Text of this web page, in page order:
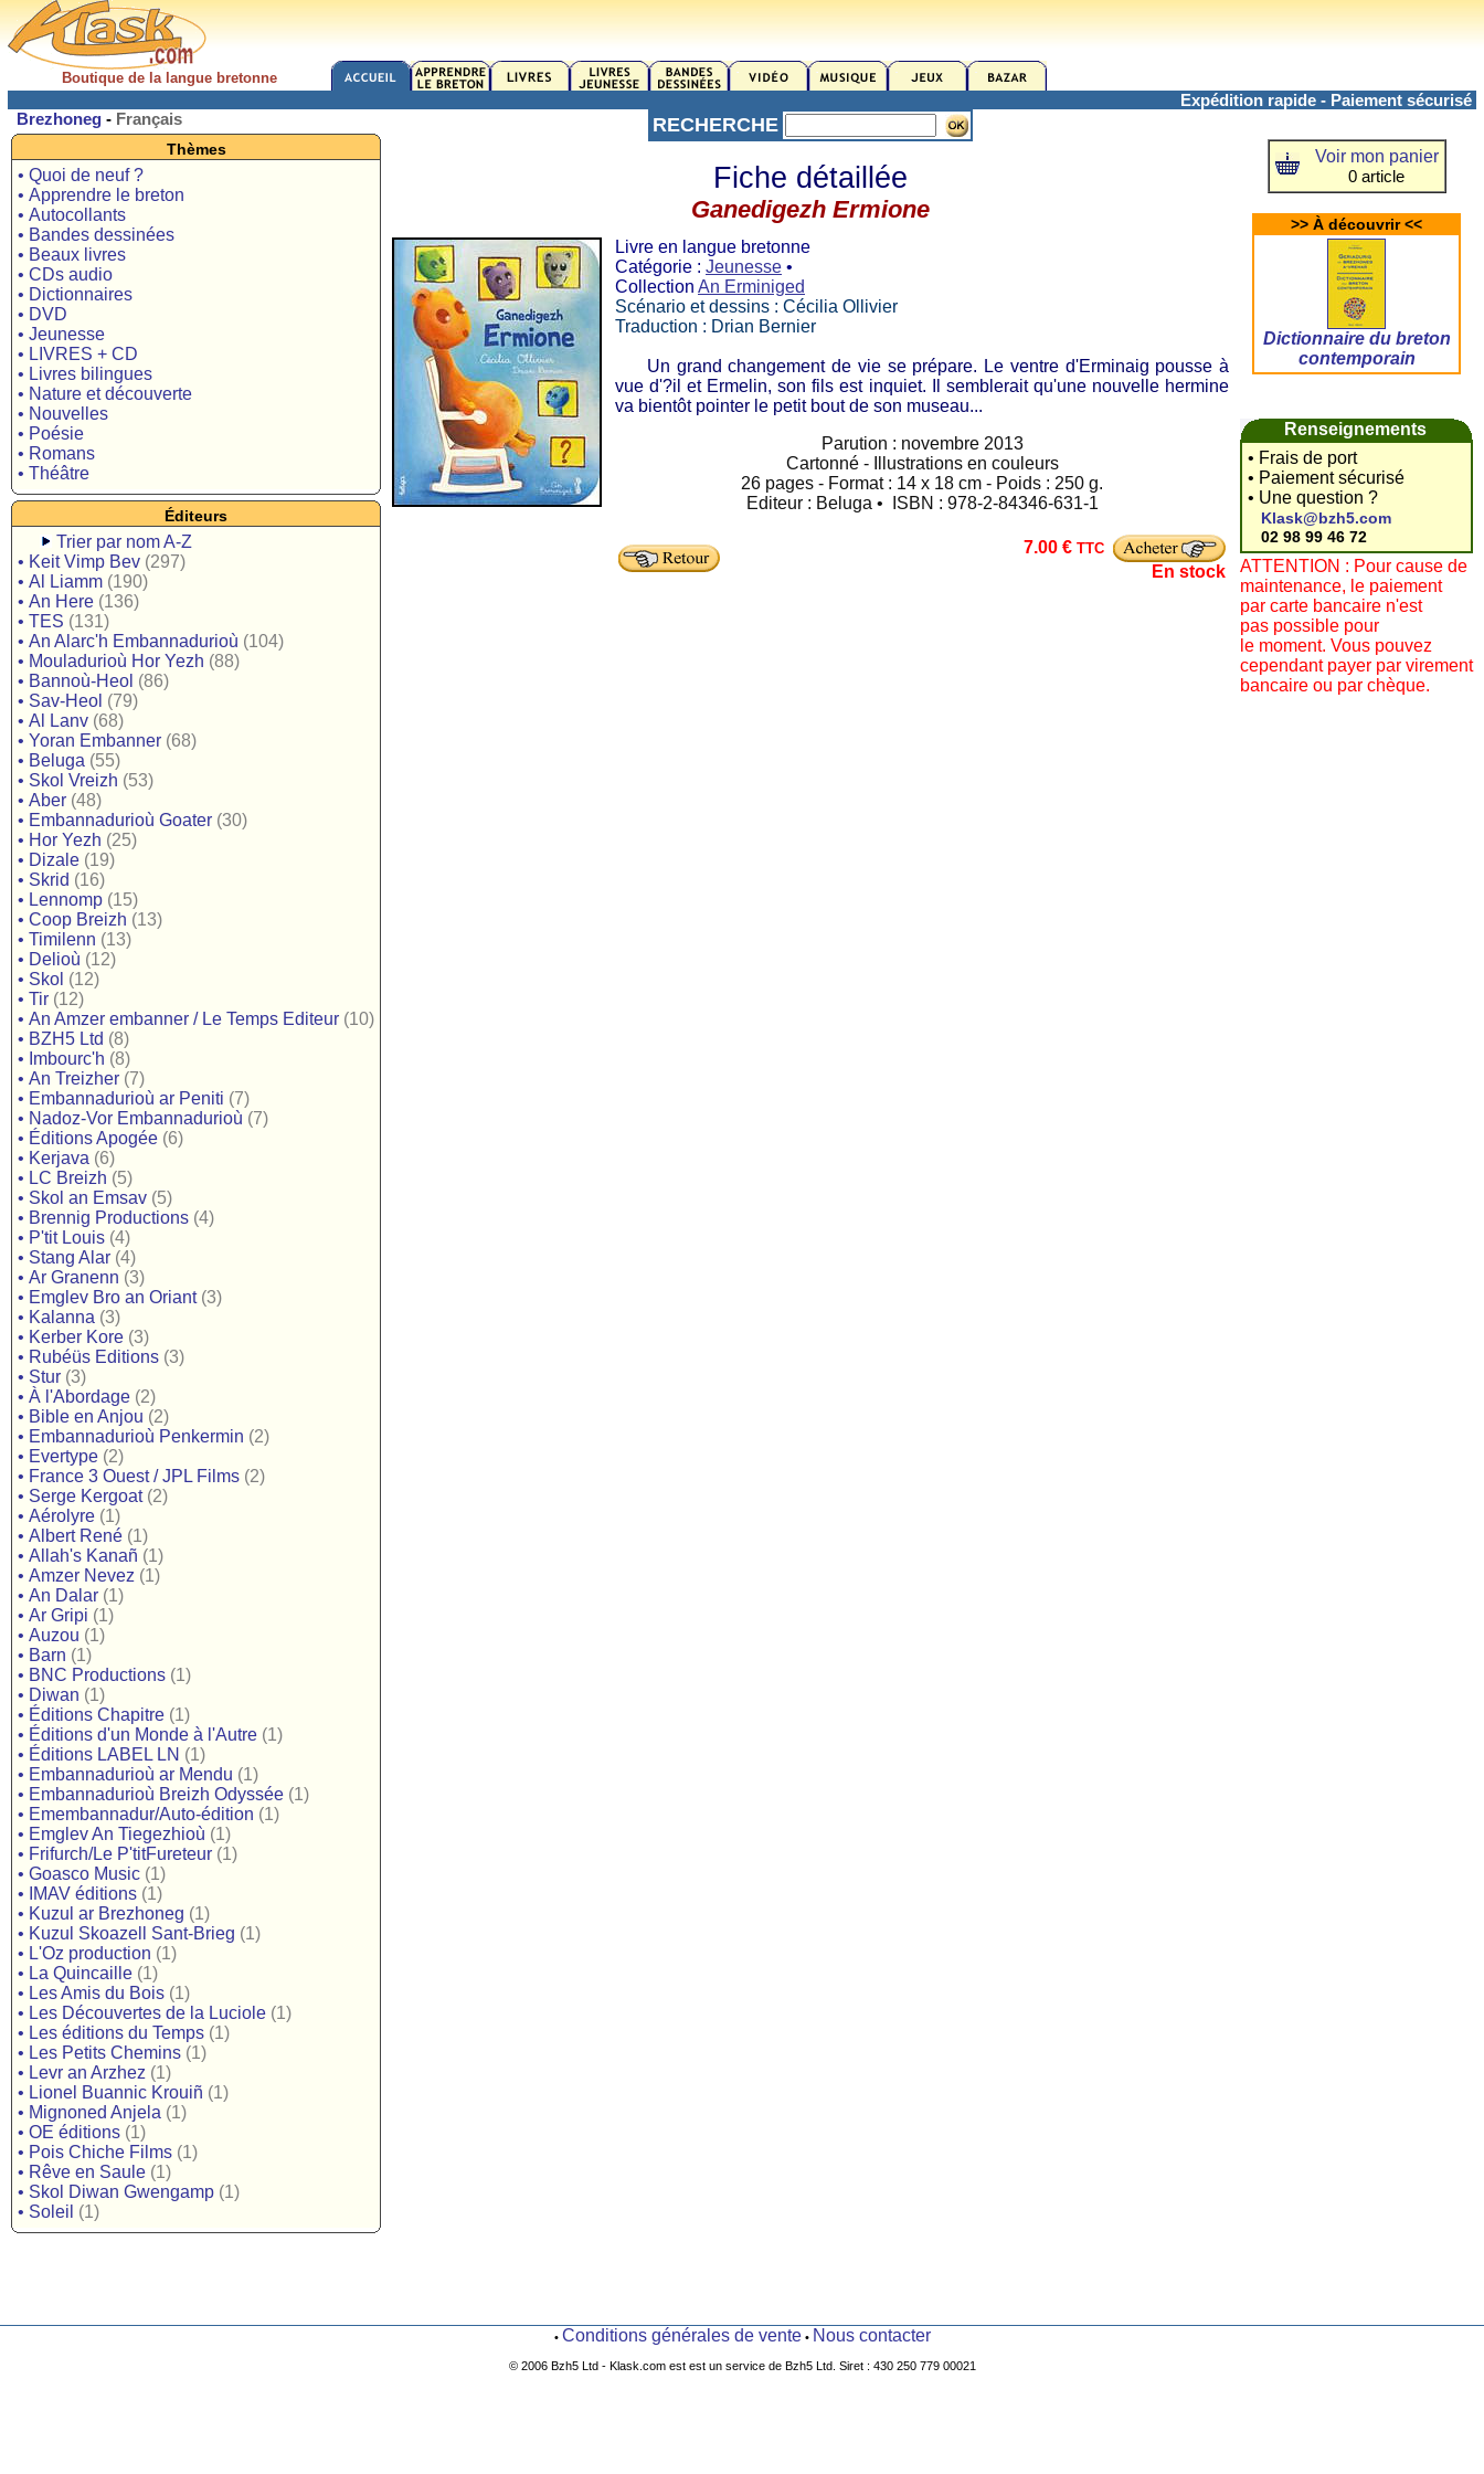
Boutique de la langue bretonne
Expédition rapide - Paiement sécurisé
Brezhoneg - Français
Thèmes
• Quoi de neuf ?
• Apprendre le breton
• Autocollants
• Bandes dessinées
• Beaux livres
• CDs audio
• Dictionnaires
• DVD
• Jeunesse
• LIVRES + CD
• Livres bilingues
• Nature et découverte
• Nouvelles
• Poésie
• Romans
• Théâtre
Éditeurs
Trier par nom A-Z
• Keit Vimp Bev (297)
• Al Liamm (190)
• An Here (136)
• TES (131)
• An Alarc'h Embannadurioù (104)
• Mouladurioù Hor Yezh (88)
• Bannoù-Heol (86)
• Sav-Heol (79)
• Al Lanv (68)
• Yoran Embanner (68)
• Beluga (55)
• Skol Vreizh (53)
• Aber (48)
• Embannadurioù Goater (30)
• Hor Yezh (25)
• Dizale (19)
• Skrid (16)
• Lennomp (15)
• Coop Breizh (13)
• Timilenn (13)
• Delioù (12)
• Skol (12)
• Tir (12)
• An Amzer embanner / Le Temps Editeur (10)
• BZH5 Ltd (8)
• Imbourc'h (8)
• An Treizher (7)
• Embannadurioù ar Peniti (7)
• Nadoz-Vor Embannadurioù (7)
• Éditions Apogée (6)
• Kerjava (6)
• LC Breizh (5)
• Skol an Emsav (5)
• Brennig Productions (4)
• P'tit Louis (4)
• Stang Alar (4)
• Ar Granenn (3)
• Emglev Bro an Oriant (3)
• Kalanna (3)
• Kerber Kore (3)
• Rubéüs Editions (3)
• Stur (3)
• À l'Abordage (2)
• Bible en Anjou (2)
• Embannadurioù Penkermin (2)
• Evertype (2)
• France 3 Ouest / JPL Films (2)
• Serge Kergoat (2)
• Aérolyre (1)
• Albert René (1)
• Allah's Kanañ (1)
• Amzer Nevez (1)
• An Dalar (1)
• Ar Gripi (1)
• Auzou (1)
• Barn (1)
• BNC Productions (1)
• Diwan (1)
• Éditions Chapitre (1)
• Éditions d'un Monde à l'Autre (1)
• Éditions LABEL LN (1)
• Embannadurioù ar Mendu (1)
• Embannadurioù Breizh Odyssée (1)
• Emembannadur/Auto-édition (1)
• Emglev An Tiegezhioù (1)
• Frifurch/Le P'titFureteur (1)
• Goasco Music (1)
•
IMAV éditions (1)
• Kuzul ar Brezhoneg (1)
• Kuzul Skoazell Sant-Brieg (1)
• L'Oz production (1)
• La Quincaille (1)
• Les Amis du Bois (1)
• Les Découvertes de la Luciole (1)
• Les éditions du Temps (1)
• Les Petits Chemins (1)
• Levr an Arzhez (1)
• Lionel Buannic Krouiñ (1)
• Mignoned Anjela (1)
• OE éditions (1)
• Pois Chiche Films (1)
• Rêve en Saule (1)
• Skol Diwan Gwengamp (1)
• Soleil (1)
RECHERCHE
Fiche détaillée
Ganedigezh Ermione
Livre en langue bretonne
Catégorie : Jeunesse •
Collection An Erminiged
Scénario et dessins : Cécilia Ollivier
Traduction : Drian Bernier
Un grand changement de vie se prépare. Le ventre d'Erminaig pousse à
vue d'?il et Ermelin, son fils est inquiet. Il semblerait qu'une nouvelle hermine
va bientôt pointer le petit bout de son museau...
Parution : novembre 2013
Cartonné - Illustrations en couleurs
26 pages - Format : 14 x 18 cm - Poids : 250 g.
Editeur : Beluga • ISBN : 978-2-84346-631-1
7.00 € TTC
En stock
Voir mon panier
0 article
>> À découvrir <<
Dictionnaire du breton
contemporain
Renseignements
• Frais de port
• Paiement sécurisé
• Une question ?
Klask@bzh5.com
02 98 99 46 72
ATTENTION : Pour cause de
maintenance, le paiement
par carte bancaire n'est
pas possible pour
le moment. Vous pouvez
cependant payer par virement
bancaire ou par chèque.
• Conditions générales de vente• Nous contacter
© 2006 Bzh5 Ltd - Klask.com est est un service de Bzh5 Ltd. Siret : 430 250 779 00021